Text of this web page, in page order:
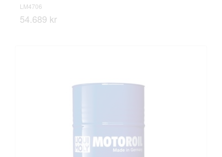
LM4706
54.689 kr